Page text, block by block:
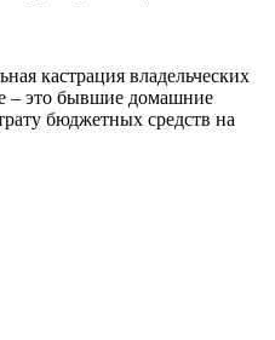
кастрация владельческих
– это бывшие домашние
бюджетных средств на